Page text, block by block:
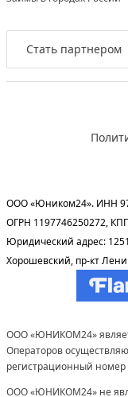
Стать партнером
ООО «Юником24». ИНН
ОГРН 1197746250272,
Юридический адрес:
Хорошевский, пр-кт
ООО «ЮНИКОМ24»
Операторов
регистрационный номер
ООО «ЮНИКОМ24» не